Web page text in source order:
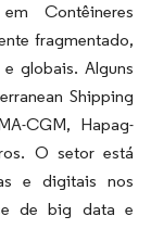
Contêineres
fragmentado,
globais. Alguns
Shipping
CGM, Hapag-
O setor está
e digitais nos
de big data e